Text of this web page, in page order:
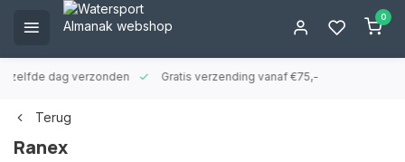
0
zelfde dag verzonden Gratis verzending vanaf €75,-
Terug
Ranex